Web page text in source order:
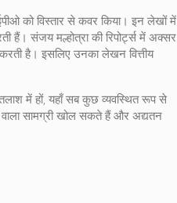
को विस्तार से कवर किया। इन लेखों में
हैं। संजय मल्होत्रा की रिपोर्ट्स में अक्सर
है। इसलिए उनका लेखन वित्तीय
में हों, यहाँ सब कुछ व्यवस्थित रूप से
सामग्री खोल सकते हैं और अद्यतन